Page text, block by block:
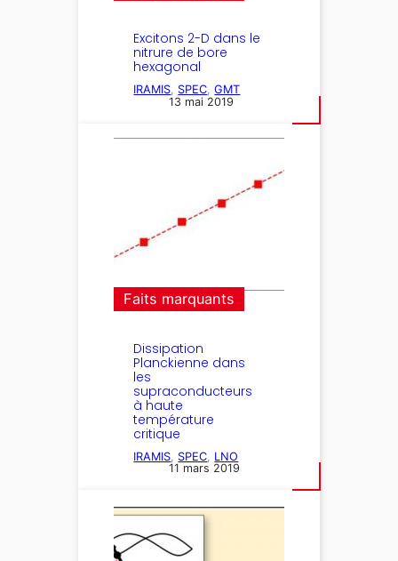
Excitons 2-D dans le
nitrure de bore
hexagonal
IRAMIS, SPEC, GMT
13 mai 2019
Faits marquants
Dissipation
Planckienne dans
les
supraconducteurs
à haute
température
critique
IRAMIS SPEC LNO
11 mars 2019